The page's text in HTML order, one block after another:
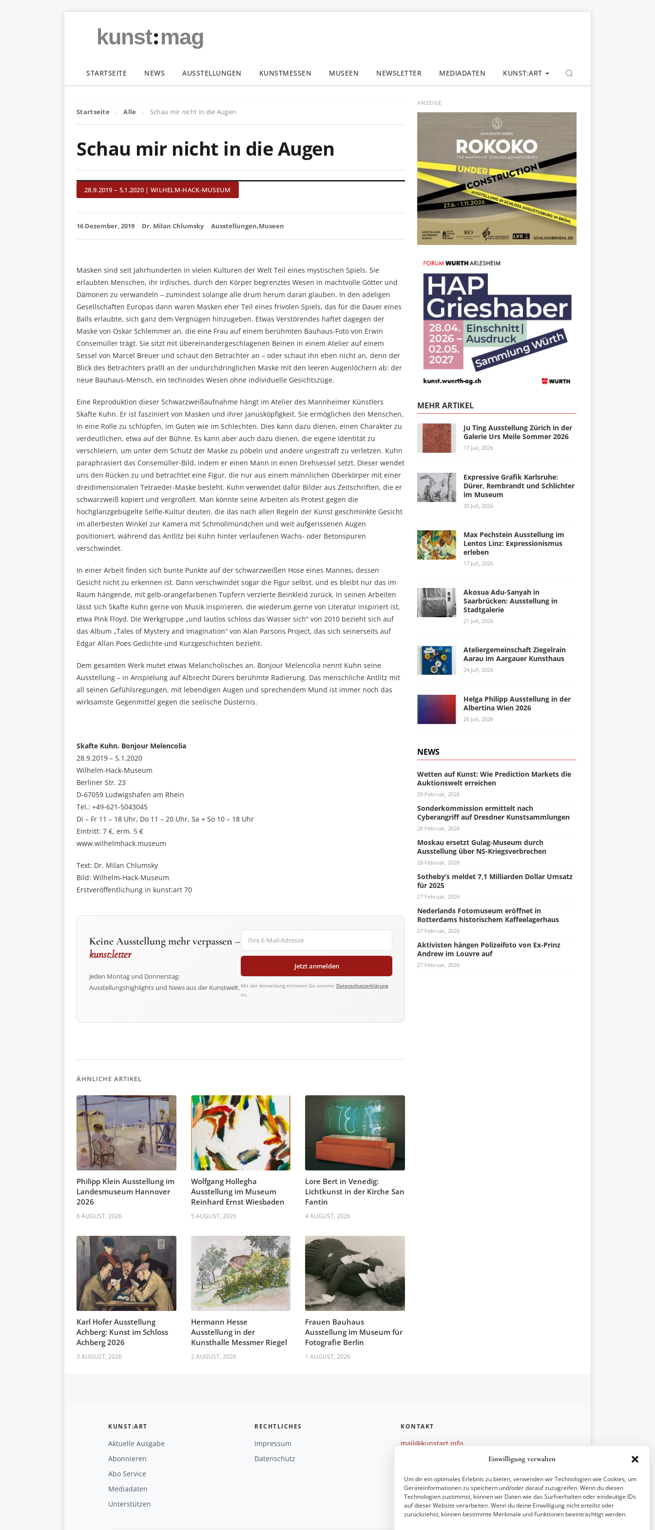
Einwilligung verwalten
Um dir ein optimales Erlebnis zu bieten, verwenden wir Technologien wie Cookies, um
Geräteinformationen zu speichern und/oder darauf zuzugreifen. Wenn du diesen
Technologien zustimmst, können wir Daten wie das Surfverhalten oder eindeutige IDs
auf dieser Website verarbeiten. Wenn du deine Einwilligung nicht erteilst oder
zurückziehst, können bestimmte Merkmale und Funktionen beeinträchtigt werden.
kunst:mag
STARTSEITE NEWS AUSSTELLUNGEN KUNSTMESSEN MUSEEN NEWSLETTER MEDIADATEN KUNST:ART
Startseite Alle Schau mir nicht in die Augen
Schau mir nicht in die Augen
28.9.2019 – 5.1.2020 | WILHELM-HACK-MUSEUM
16 Dezember, 2019 Dr. Milan Chlumsky Ausstellungen Museen
Masken sind seit Jahrhunderten in vielen Kulturen der Welt Teil eines mystischen Spiels. Sie
erlaubten Menschen, ihr irdisches, durch den Körper begrenztes Wesen in machtvolle Götter und
Dämonen zu verwandeln – zumindest solange alle drum herum daran glauben. In den adeligen
Gesellschaften Europas dann waren Masken eher Teil eines frivolen Spiels, das für die Dauer eines
Balls erlaubte, sich ganz dem Vergnügen hinzugeben. Etwas Verstörendes haftet dagegen der
Maske von Oskar Schlemmer an, die eine Frau auf einem berühmten Bauhaus-Foto von Erwin
Consemüller trägt. Sie sitzt mit übereinandergeschlagenen Beinen in einem Atelier auf einem
Sessel von Marcel Breuer und schaut den Betrachter an – oder schaut ihn eben nicht an, denn der
Blick des Betrachters prallt an der undurchdringlichen Maske mit den leeren Augenlöchern ab: der
neue Bauhaus-Mensch, ein technoides Wesen ohne individuelle Gesichtszüge.
Eine Reproduktion dieser Schwarzweißaufnahme hängt im Atelier des Mannheimer Künstlers
Skafte Kuhn. Er ist fasziniert von Masken und ihrer Janusköpfigkeit. Sie ermöglichen den Menschen,
in eine Rolle zu schlüpfen, im Guten wie im Schlechten. Dies kann dazu dienen, einen Charakter zu
verdeutlichen, etwa auf der Bühne. Es kann aber auch dazu dienen, die eigene Identität zu
verschleiern, um unter dem Schutz der Maske zu pöbeln und andere ungestraft zu verletzen. Kuhn
paraphrasiert das Consemüller-Bild, indem er einen Mann in einen Drehsessel setzt. Dieser wendet
uns den Rücken zu und betrachtet eine Figur, die nur aus einem männlichen Oberkörper mit einer
dreidimensionalen Tetraeder-Maske besteht. Kuhn verwendet dafür Bilder aus Zeitschriften, die er
schwarzweiß kopiert und vergrößert. Man könnte seine Arbeiten als Protest gegen die
hochglanzgebügelte Selfie-Kultur deuten, die das nach allen Regeln der Kunst geschminkte Gesicht
im allerbesten Winkel zur Kamera mit Schmollmündchen und weit aufgerissenen Augen
positioniert, während das Antlitz bei Kuhn hinter verlaufenen Wachs- oder Betonspuren
verschwindet.
In einer Arbeit finden sich bunte Punkte auf der schwarzweißen Hose eines Mannes, dessen
Gesicht nicht zu erkennen ist. Dann verschwindet sogar die Figur selbst, und es bleibt nur das im
Raum hängende, mit gelb-orangefarbenen Tupfern verzierte Beinkleid zurück. In seinen Arbeiten
lässt sich Skafte Kuhn gerne von Musik inspirieren, die wiederum gerne von Literatur inspiriert ist,
etwa Pink Floyd. Die Werkgruppe „und lautlos schloss das Wasser sich“ von 2010 bezieht sich auf
das Album „Tales of Mystery and Imagination“ von Alan Parsons Project, das sich seinerseits auf
Edgar Allan Poes Gedichte und Kurzgeschichten bezieht.
Dem gesamten Werk mutet etwas Melancholisches an. Bonjour Melencolia nennt Kuhn seine
Ausstellung – in Anspielung auf Albrecht Dürers berühmte Radierung. Das menschliche Antlitz mit
all seinen Gefühlsregungen, mit lebendigen Augen und sprechendem Mund ist immer noch das
wirksamste Gegenmittel gegen die seelische Düsternis.
Skafte Kuhn. Bonjour Melencolia
28.9.2019 – 5.1.2020
Wilhelm-Hack-Museum
Berliner Str. 23
D-67059 Ludwigshafen am Rhein
Tel.: +49-621-5043045
Di – Fr 11 – 18 Uhr, Do 11 – 20 Uhr, Sa + So 10 – 18 Uhr
Eintritt: 7 €, erm. 5 €
www.wilhelmhack.museum
Text: Dr. Milan Chlumsky
Bild: Wilhelm-Hack-Museum
Erstveröffentlichung in kunst:art 70
Keine Ausstellung mehr verpassen –
kunst:letter
Jeden Montag und Donnerstag:
Ausstellungshighlights und News aus der Kunstwelt.
Jetzt anmelden
Mit der Anmeldung stimmen Sie unserer Datenschutzerklärung
zu.
ÄHNLICHE ARTIKEL
Philipp Klein Ausstellung im
Landesmuseum Hannover
2026
6 AUGUST, 2026
Wolfgang Hollegha
Ausstellung im Museum
Reinhard Ernst Wiesbaden
5 AUGUST, 2026
Lore Bert in Venedig:
Lichtkunst in der Kirche San
Fantin
4 AUGUST, 2026
Karl Hofer Ausstellung
Achberg: Kunst im Schloss
Achberg 2026
3 AUGUST, 2026
Hermann Hesse
Ausstellung in der
Kunsthalle Messmer Riegel
2 AUGUST, 2026
Frauen Bauhaus
Ausstellung im Museum für
Fotografie Berlin
1 AUGUST, 2026
ANZEIGE
MEHR ARTIKEL
Ju Ting Ausstellung Zürich in der
Galerie Urs Meile Sommer 2026
17 Juli, 2026
Expressive Grafik Karlsruhe:
Dürer, Rembrandt und Schlichter
im Museum
30 Juli, 2026
Max Pechstein Ausstellung im
Lentos Linz: Expressionismus
erleben
17 Juli, 2026
Akosua Adu-Sanyah in
Saarbrücken: Ausstellung in
Stadtgalerie
21 Juli, 2026
Ateliergemeinschaft Ziegelrain
Aarau im Aargauer Kunsthaus
24 Juli, 2026
Helga Philipp Ausstellung in der
Albertina Wien 2026
26 Juli, 2026
NEWS
Wetten auf Kunst: Wie Prediction Markets die
Auktionswelt erreichen
28 Februar, 2026
Sonderkommission ermittelt nach
Cyberangriff auf Dresdner Kunstsammlungen
28 Februar, 2026
Moskau ersetzt Gulag-Museum durch
Ausstellung über NS-Kriegsverbrechen
28 Februar, 2026
Sotheby’s meldet 7,1 Milliarden Dollar Umsatz
für 2025
27 Februar, 2026
Nederlands Fotomuseum eröffnet in
Rotterdams historischem Kaffeelagerhaus
27 Februar, 2026
Aktivisten hängen Polizeifoto von Ex-Prinz
Andrew im Louvre auf
27 Februar, 2026
KUNST:ART
Aktuelle Ausgabe
Abonnieren
Abo Service
Mediadaten
Unterstützen
RECHTLICHES
Impressum
Datenschutz
KONTAKT
mail@kunstart.info